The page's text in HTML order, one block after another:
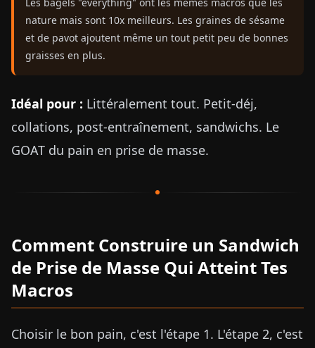
nature mais sont 10x meilleurs. Les graines de sésame
et de pavot ajoutent même un tout petit peu de bonnes
graisses en plus.
Idéal pour : Littéralement tout. Petit-déj,
collations, post-entraînement, sandwichs. Le
GOAT du pain en prise de masse.
Comment Construire un Sandwich
de Prise de Masse Qui Atteint Tes
Macros
Choisir le bon pain, c'est l'étape 1. L'étape 2, c'est